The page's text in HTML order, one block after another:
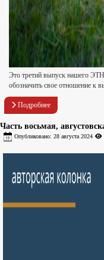
Это третий выпуск нашего
обозначить свое отношение к
Подробнее
Часть восьмая,
Опубликовано: 28 августа 2024